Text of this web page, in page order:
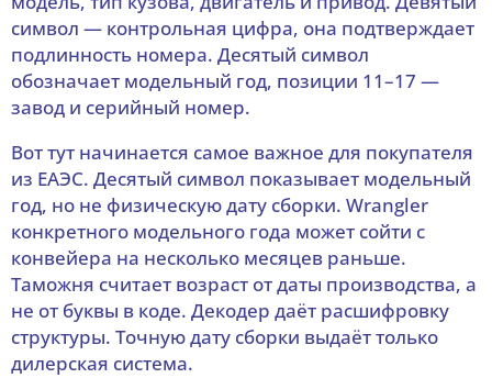
символ — контрольная цифра, она подтверждает
подлинность номера. Десятый символ
обозначает модельный год, позиции 11–17 —
завод и серийный номер.
Вот тут начинается самое важное для покупателя
из ЕАЭС. Десятый символ показывает модельный
год, но не физическую дату сборки. Wrangler
конкретного модельного года может сойти с
конвейера на несколько месяцев раньше.
Таможня считает возраст от даты производства, а
не от буквы в коде. Декодер даёт расшифровку
структуры. Точную дату сборки выдаёт только
дилерская система.